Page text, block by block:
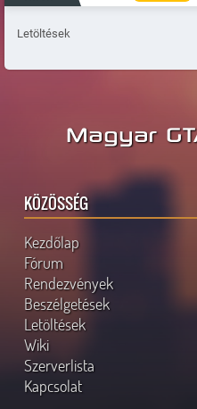
Letöltések
Magyar
KÖZÖSSÉG
Kezdőlap
Fórum
Rendezvények
Beszélgetések
Letöltések
Wiki
Szerverlista
Kapcsolat